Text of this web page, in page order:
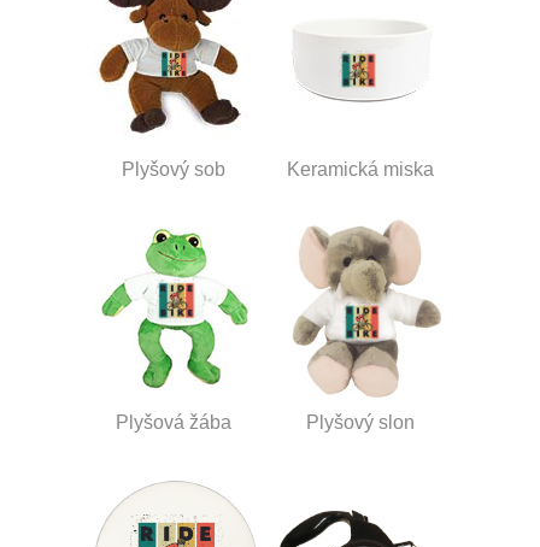
Plyšový sob Keramická miska
Plyšová žába Plyšový slon